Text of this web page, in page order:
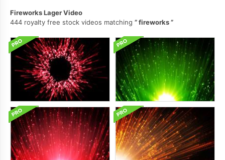
Fireworks Lager Video
444 royalty free stock videos matching
fireworks